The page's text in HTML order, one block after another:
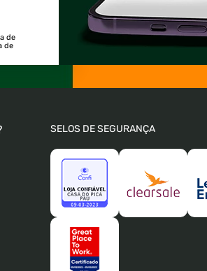
de
de
SELOS DE SEGURANÇA